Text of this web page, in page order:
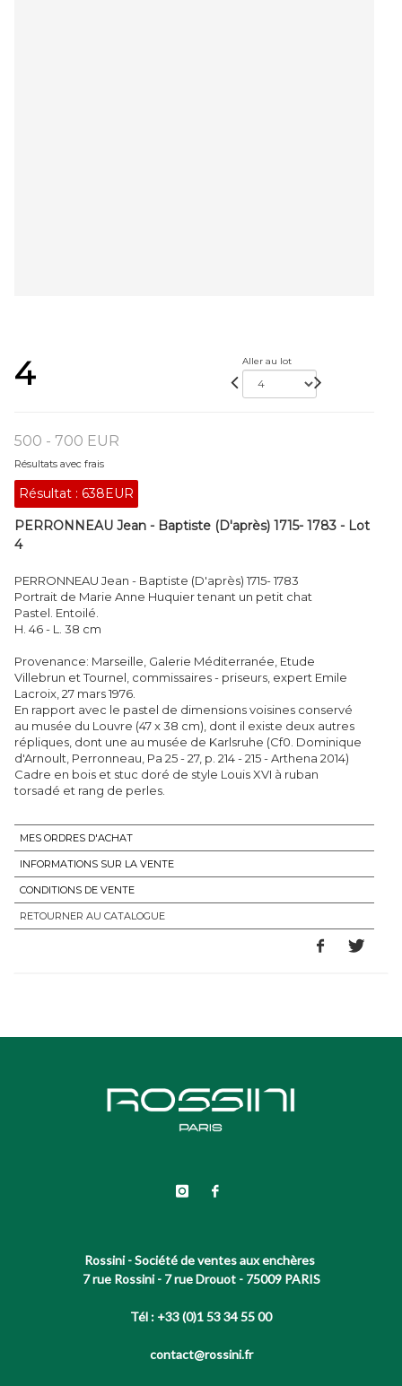
4 Aller au lot
500 - 700 EUR
Résultats avec frais
Résultat : 638EUR
PERRONNEAU Jean - Baptiste (D'après) 1715- 1783 - Lot
4
PERRONNEAU Jean - Baptiste (D'après) 1715- 1783
Portrait de Marie Anne Huquier tenant un petit chat
Pastel. Entoilé.
H. 46 - L. 38 cm
Provenance: Marseille, Galerie Méditerranée, Etude
Villebrun et Tournel, commissaires - priseurs, expert Emile
Lacroix, 27 mars 1976.
En rapport avec le pastel de dimensions voisines conservé
au musée du Louvre (47 x 38 cm), dont il existe deux autres
répliques, dont une au musée de Karlsruhe (Cf0. Dominique
d'Arnoult, Perronneau, Pa 25 - 27, p. 214 - 215 - Arthena 2014)
Cadre en bois et stuc doré de style Louis XVI à ruban
torsadé et rang de perles.
MES ORDRES D'ACHAT
INFORMATIONS SUR LA VENTE
CONDITIONS DE VENTE
RETOURNER AU CATALOGUE
Rossini - Société de ventes aux enchères
7 rue Rossini - 7 rue Drouot - 75009 PARIS
Tél : +33 (0)1 53 34 55 00
contact@rossini.fr